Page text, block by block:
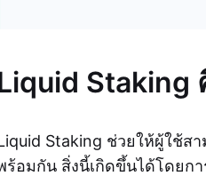
Staking
Staking ช่วยให้ผู้ใช้สา
ร้อมกัน สิ่งนี้เกิดขึ้นได้โดยก